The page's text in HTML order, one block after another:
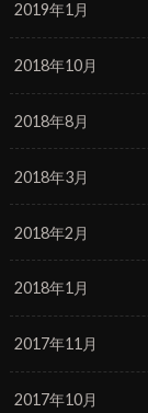
2019年1月
2018年10月
2018年8月
2018年3月
2018年2月
2018年1月
2017年11月
2017年10月